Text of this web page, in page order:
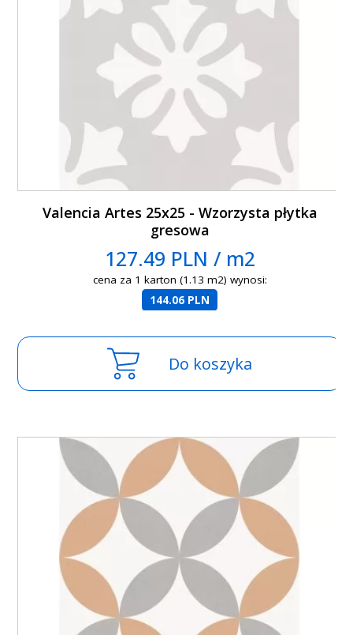
Valencia Artes 25x25 - Wzorzysta płytka
gresowa
127.49 PLN / m2
cena za 1 karton (1.13 m2) wynosi:
144.06 PLN
Do koszyka